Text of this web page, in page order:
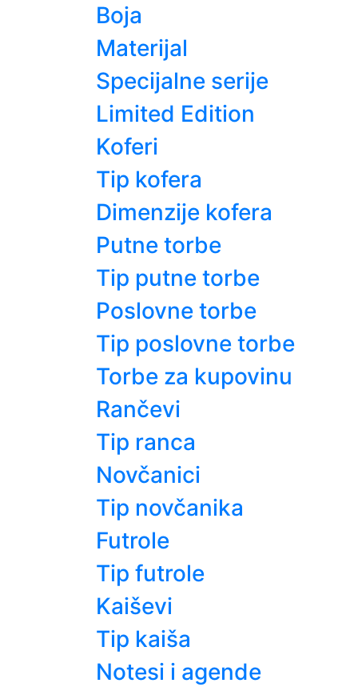
Boja
Materijal
Specijalne serije
Limited Edition
Koferi
Tip kofera
Dimenzije kofera
Putne torbe
Tip putne torbe
Poslovne torbe
Tip poslovne torbe
Torbe za kupovinu
Rančevi
Tip ranca
Novčanici
Tip novčanika
Futrole
Tip futrole
Kaiševi
Tip kaiša
Notesi i agende